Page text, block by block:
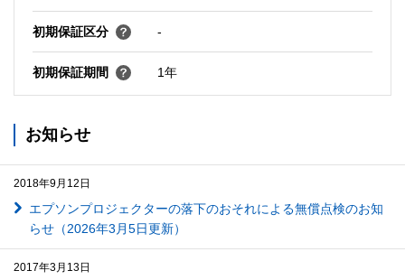
初期保証区分 -
初期保証期間 1年
お知らせ
2018年9月12日
エプソンプロジェクターの落下のおそれによる無償点検のお知
らせ（2026年3月5日更新）
2017年3月13日